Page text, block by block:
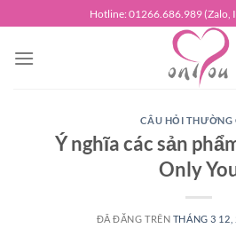
đến
nội
Hotline: 01266.686.989 (Zalo,
CÂU HỎI THƯỜNG
Ý nghĩa các sản
Only
ĐÃ ĐĂNG TRÊN THÁNG 3 12,